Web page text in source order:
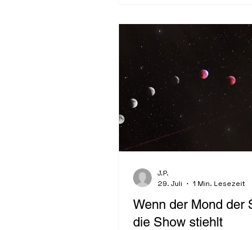
Wenn der Mond der
die Show stiehlt
J.P.
29. Juli
1 Min. Lesezeit